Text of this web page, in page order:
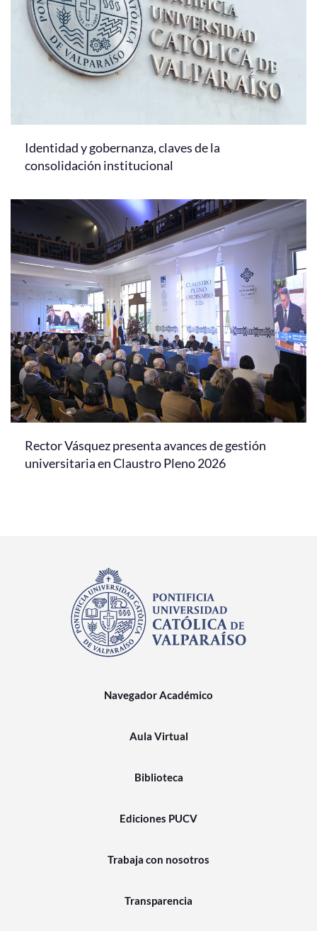
Identidad y gobernanza, claves de la
consolidación institucional
Rector Vásquez presenta avances de gestión
universitaria en Claustro Pleno 2026
Navegador Académico
Aula Virtual
Biblioteca
Ediciones PUCV
Trabaja con nosotros
Transparencia